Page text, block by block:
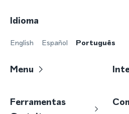
Idioma
English Español Português
Menu
Ferramentas